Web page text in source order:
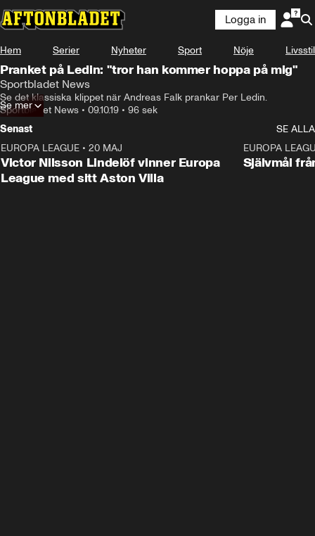
Logga in
Hem Serier Nyheter Sport Nöje Livsstil
Pranket på Ledin: "tror han kommer hoppa på mig"
Sportbladet News
Se det klassiska klippet när Andreas Falk prankar Per Ledin.
Sportbladet News • 09.10.19 • 96 sek
Se mer
Senast
SE ALLA
EUROPA LEAGUE • 20 MAJ
Victor Nilsson Lindelöf vinner Europa
League med sitt Aston Villa
EUROPA
Självmål